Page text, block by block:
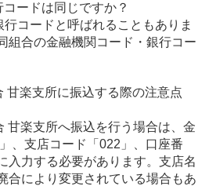
ードは同じですか？
コードと呼ばれることもありま
組合の金融機関コード・銀行コー
甘楽支所に振込する際の注意点
甘楽支所へ振込を行う場合は、金
、支店コード「022」、口座番
入力する必要があります。支店名
合により変更されている場合もあ